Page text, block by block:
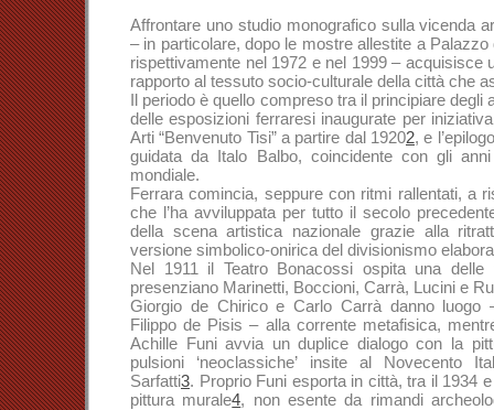
Affrontare uno studio monografico sulla vicenda
– in particolare, dopo le mostre allestite a
rispettivamente nel 1972 e nel 1999 – acquisisce
rapporto al tessuto socio-culturale della città che
Il periodo è quello compreso tra il principiare degli
delle esposizioni ferraresi inaugurate per
Arti “Benvenuto Tisi” a partire dal 19202, e
guidata da Italo Balbo, coincidente con gli
mondiale.
Ferrara comincia, seppure con ritmi rallentati, a
che l’ha avviluppata per tutto il secolo
della scena artistica nazionale grazie alla
versione simbolico-onirica del divisionismo
Nel 1911 il Teatro Bonacossi ospita una
presenziano Marinetti, Boccioni, Carrà, Lucini e
Giorgio de Chirico e Carlo Carrà danno luogo
Filippo de Pisis – alla corrente metafisica,
Achille Funi avvia un duplice dialogo con la
pulsioni ‘neoclassiche’ insite al Novecento
Sarfatti3. Proprio Funi esporta in città, tra il 1934
pittura murale4, non esente da rimandi